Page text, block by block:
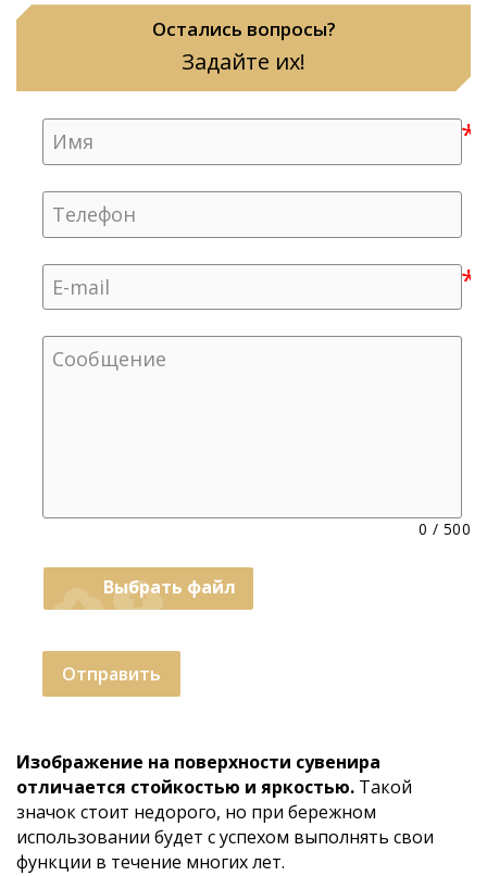
Остались вопросы?
Задайте их!
0 / 500
cloud_upload
Выбрать файл
Отправить
Изображение на поверхности сувенира
отличается стойкостью и яркостью. Такой
значок стоит недорого, но при бережном
использовании будет с успехом выполнять свои
функции в течение многих лет.